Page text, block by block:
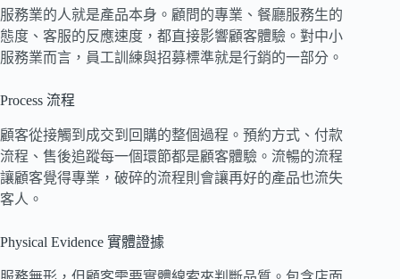
服務業的人就是產品本身。顧問的專業、餐廳服務生的
態度、客服的反應速度，都直接影響顧客體驗。對中小
服務業而言，員工訓練與招募標準就是行銷的一部分。
Process 流程
顧客從接觸到成交到回購的整個過程。預約方式、付款
流程、售後追蹤每一個環節都是顧客體驗。流暢的流程
讓顧客覺得專業，破碎的流程則會讓再好的產品也流失
客人。
Physical Evidence 實體證據